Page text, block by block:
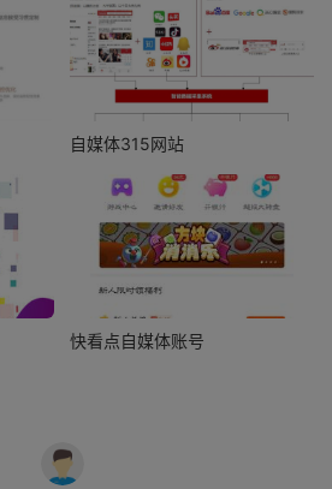
自媒体315网站
快看点自媒体账号